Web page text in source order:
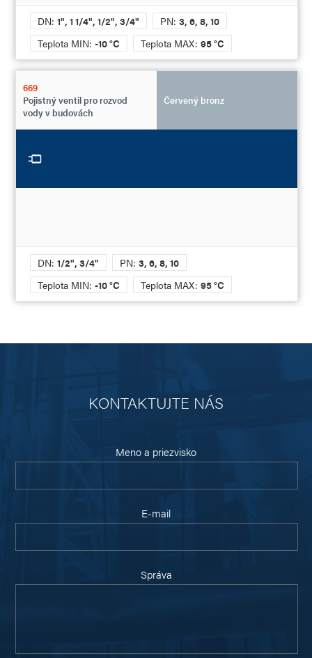
DN:1", 1 1/4", 1/2", 3/4" PN:3, 6, 8, 10
Teplota MIN:-10 °C Teplota MAX:95 °C
669
Pojistný ventil pro rozvod
vody v budovách
Červený bronz
DN:1/2", 3/4" PN:3, 6, 8, 10
Teplota MIN:-10 °C Teplota MAX:95 °C
KONTAKTUJTE NÁS
Meno a priezvisko
E-mail
Správa